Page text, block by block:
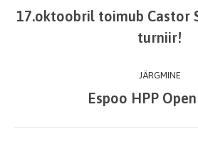
navigation
post:
17.oktoobril toimub Castor
turniir!
JÄRGMINE
Next
Espoo HPP